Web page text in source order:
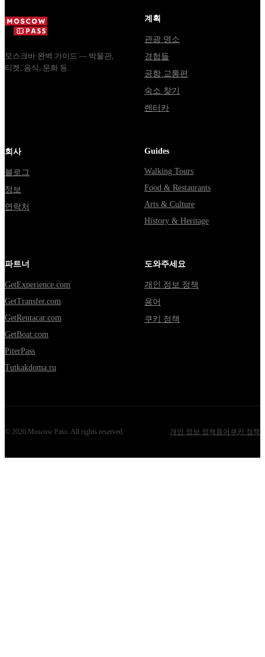
모스크바 완벽 가이드 — 박물관,
티켓, 음식, 문화 등.
계획
관광 명소
경험들
공항 교통편
숙소 찾기
렌터카
회사
블로그
정보
연락처
Guides
Walking Tours
Food & Restaurants
Arts & Culture
History & Heritage
파트너
GetExperience.com
GetTransfer.com
GetRentacar.com
GetBoat.com
PiterPass
Tutkakdoma.ru
도와주세요
개인 정보 정책
용어
쿠키 정책
© 2026 Moscow Pass . All rights reserved. 개인 정보 정책 용어 쿠키 정책